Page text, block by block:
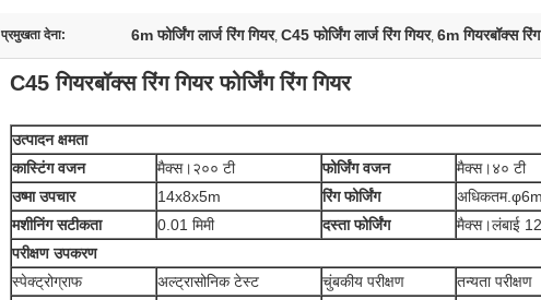
प्रमुखता देना: 6m फोर्जिंग लार्ज रिंग गियर, C45 फोर्जिंग लार्ज रिंग गियर, 6m गियरबॉक्स
C45 गियरबॉक्स रिंग गियर फोर्जिंग रिंग गियर
उत्पादन क्षमता
कास्टिंग वजन
मैक्स।२०० टी फोर्जिंग वजन
मैक्स।४० टी
उष्मा उपचार
14x8x5m रिंग फोर्जिंग
अधिकतम.φ6m
मशीनिंग सटीकता
0.01 मिमी दस्ता फोर्जिंग
मैक्स।लंबाई
परीक्षण उपकरण
स्पेक्ट्रोग्राफ
अल्ट्रासोनिक टेस्ट चुंबकीय परीक्षण
तन्यता परीक्षण